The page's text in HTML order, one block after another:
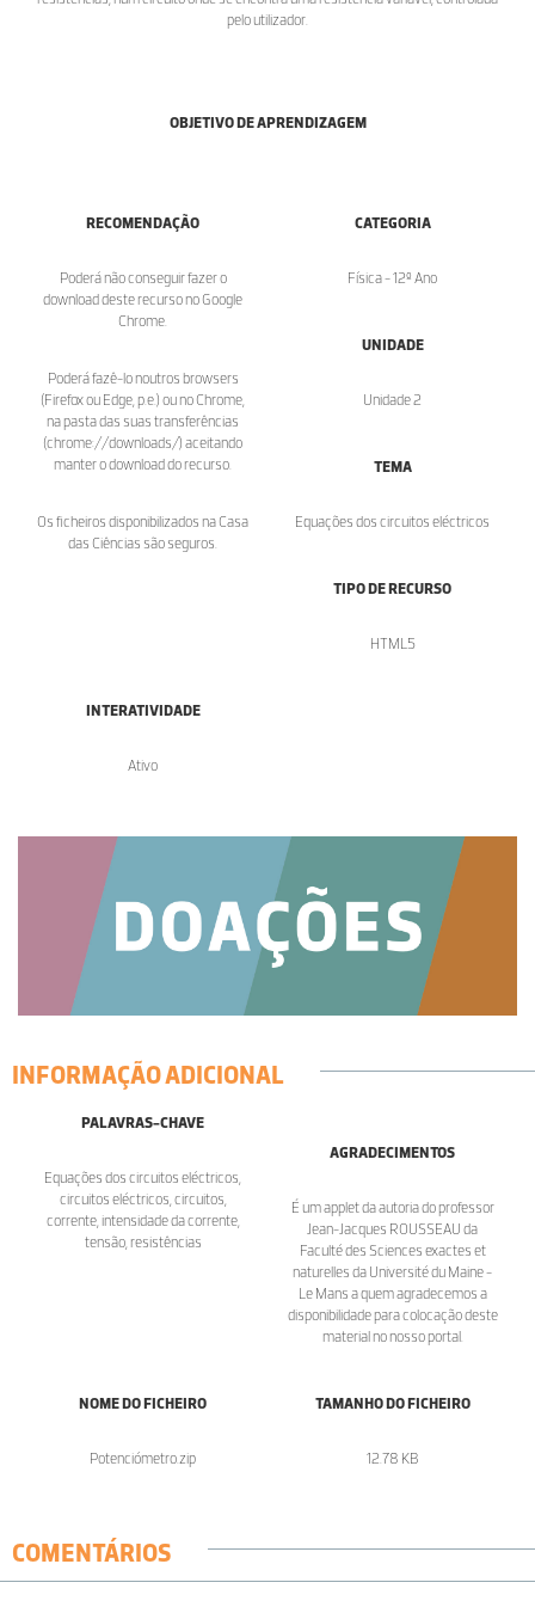
pelo utilizador.
OBJETIVO DE APRENDIZAGEM
RECOMENDAÇÃO
Poderá não conseguir fazer o
download deste recurso no Google
Chrome.
Poderá fazê-lo noutros browsers
(Firefox ou Edge, p.e.) ou no Chrome,
na pasta das suas transferências
(chrome://downloads/) aceitando
manter o download do recurso.
Os ficheiros disponibilizados na Casa
das Ciências são seguros.
CATEGORIA
Física - 12º Ano
UNIDADE
Unidade 2
TEMA
Equações dos circuitos eléctricos
TIPO DE RECURSO
HTML5
INTERATIVIDADE
Ativo
INFORMAÇÃO ADICIONAL
PALAVRAS-CHAVE
Equações dos circuitos eléctricos,
circuitos eléctricos, circuitos,
corrente, intensidade da corrente,
tensão, resistências
AGRADECIMENTOS
É um applet da autoria do professor
Jean-Jacques ROUSSEAU da
Faculté des Sciences exactes et
naturelles da Université du Maine -
Le Mans a quem agradecemos a
disponibilidade para colocação deste
material no nosso portal.
NOME DO FICHEIRO
Potenciómetro.zip
TAMANHO DO FICHEIRO
12.78 KB
COMENTÁRIOS